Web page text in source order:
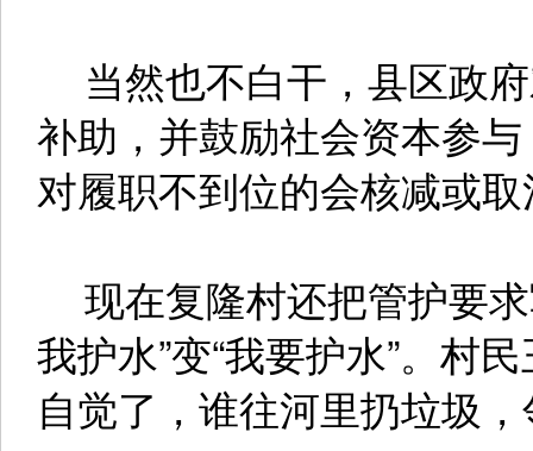
当然也不白干，县区政
补助，并鼓励社会资本参
对履职不到位的会核减或
现在复隆村还把管护要
我护水”变“我要护水”。村
自觉了，谁往河里扔垃圾